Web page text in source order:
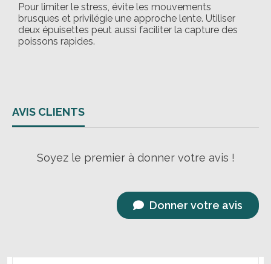
Pour limiter le stress, évite les mouvements
brusques et privilégie une approche lente. Utiliser
deux épuisettes peut aussi faciliter la capture des
poissons rapides.
AVIS CLIENTS
Soyez le premier à donner votre avis !
Donner votre avis